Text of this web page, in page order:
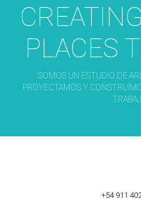
PLACES
SOMOS UN ESTUDIO DE
PROYECTAMOS Y
+54 911